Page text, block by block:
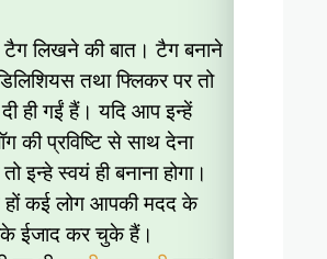
टैग लिखने की बात। टैग बनाने
तथा फ्लिकर पर तो
ही गईं हैं। यदि आप इन्हें
की प्रविष्टि से साथ देना
इन्हे स्वयं ही बनाना होगा।
हों कई लोग आपकी मदद के
ईजाद कर चुके हैं।